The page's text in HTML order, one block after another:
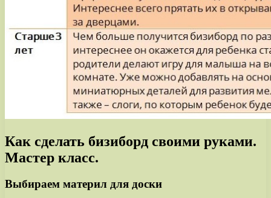
Как сделать бизиборд своими руками.
Мастер класс.
Выбираем материл для доски